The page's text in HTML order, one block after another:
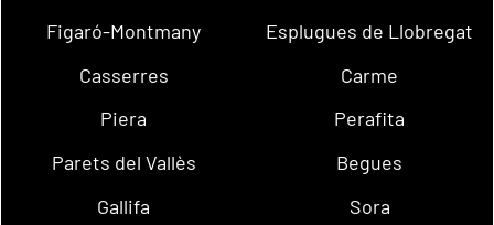
Figaró-Montmany
Esplugues de Llobregat
Casserres
Carme
Piera
Perafita
Parets del Vallès
Begues
Gallifa
Sora